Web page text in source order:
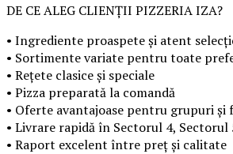
DE CE ALEG CLIENȚII PIZZERIA IZA?
• Ingrediente proaspete și atent
• Sortimente variate pentru toate
• Rețete clasice și speciale
• Pizza preparată la comandă
• Oferte avantajoase pentru grupuri și
• Livrare rapidă în Sectorul 4, Sectorul
• Raport excelent între preț și calitate